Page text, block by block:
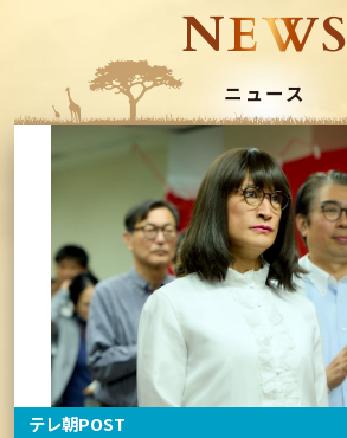
NEWS
ニュース
テレ朝POST